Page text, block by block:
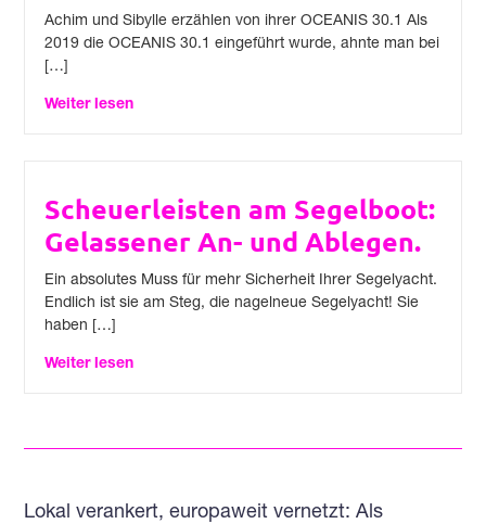
Achim und Sibylle erzählen von ihrer OCEANIS 30.1 Als
2019 die OCEANIS 30.1 eingeführt wurde, ahnte man bei
[…]
Weiter lesen
Scheuerleisten am Segelboot:
Gelassener An- und Ablegen.
Ein absolutes Muss für mehr Sicherheit Ihrer Segelyacht.
Endlich ist sie am Steg, die nagelneue Segelyacht! Sie
haben […]
Weiter lesen
Lokal verankert, europaweit vernetzt: Als